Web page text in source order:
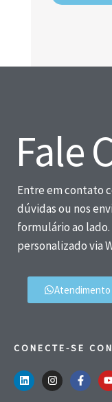
Fale
Entre em contato
dúvidas ou nos
formulário ao
personalizado via
Atendimento
CONECTE-SE